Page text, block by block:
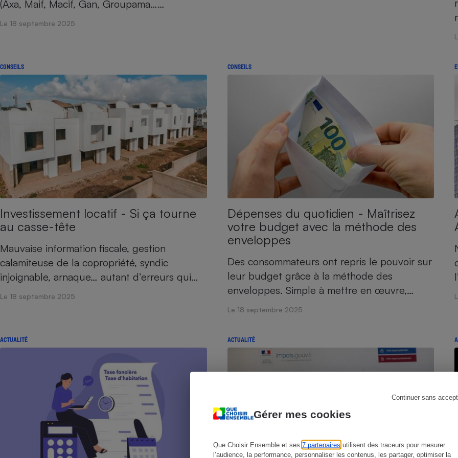
Gérer mes cookies
Que Choisir Ensemble et ses 7 partenaires utilisent des traceurs pour mesurer
l’audience, la performance, personnaliser les contenus, les partager, optimiser la
Continuer sans
(Axa, Maif, Macif, Gan, Groupama……
Le 18 septembre 2025
CONSEILS
Investissement locatif - Si ça tourne
au casse-tête
Mauvaise information fiscale, gestion
calamiteuse de la copropriété, syndic
injoignable, arnaque… autant d’erreurs qui…
Le 18 septembre 2025
CONSEILS
Dépenses du quotidien - Maîtrisez
votre budget avec la méthode des
enveloppes
Des consommateurs ont repris le pouvoir sur
leur budget grâce à la méthode des
enveloppes. Simple à mettre en œuvre,…
Le 18 septembre 2025
ACTUALITÉ ACTUALITÉ
Climatiseur -
Ventilateur
Aspirateur
Cafetière à expressos Réfrigérateur
Antivirus
Radiateur électrique
Climatiseur -
Ventilateur
Lessive